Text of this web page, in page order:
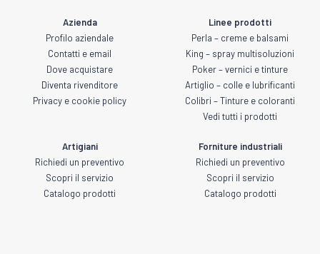
Azienda
Profilo aziendale
Contatti e email
Dove acquistare
Diventa rivenditore
Privacy e cookie policy
Linee prodotti
Perla – creme e balsami
King – spray multisoluzioni
Poker – vernici e tinture
Artiglio – colle e lubrificanti
Colibri – Tinture e coloranti
Vedi tutti i prodotti
Artigiani
Richiedi un preventivo
Scopri il servizio
Catalogo prodotti
Forniture industriali
Richiedi un preventivo
Scopri il servizio
Catalogo prodotti